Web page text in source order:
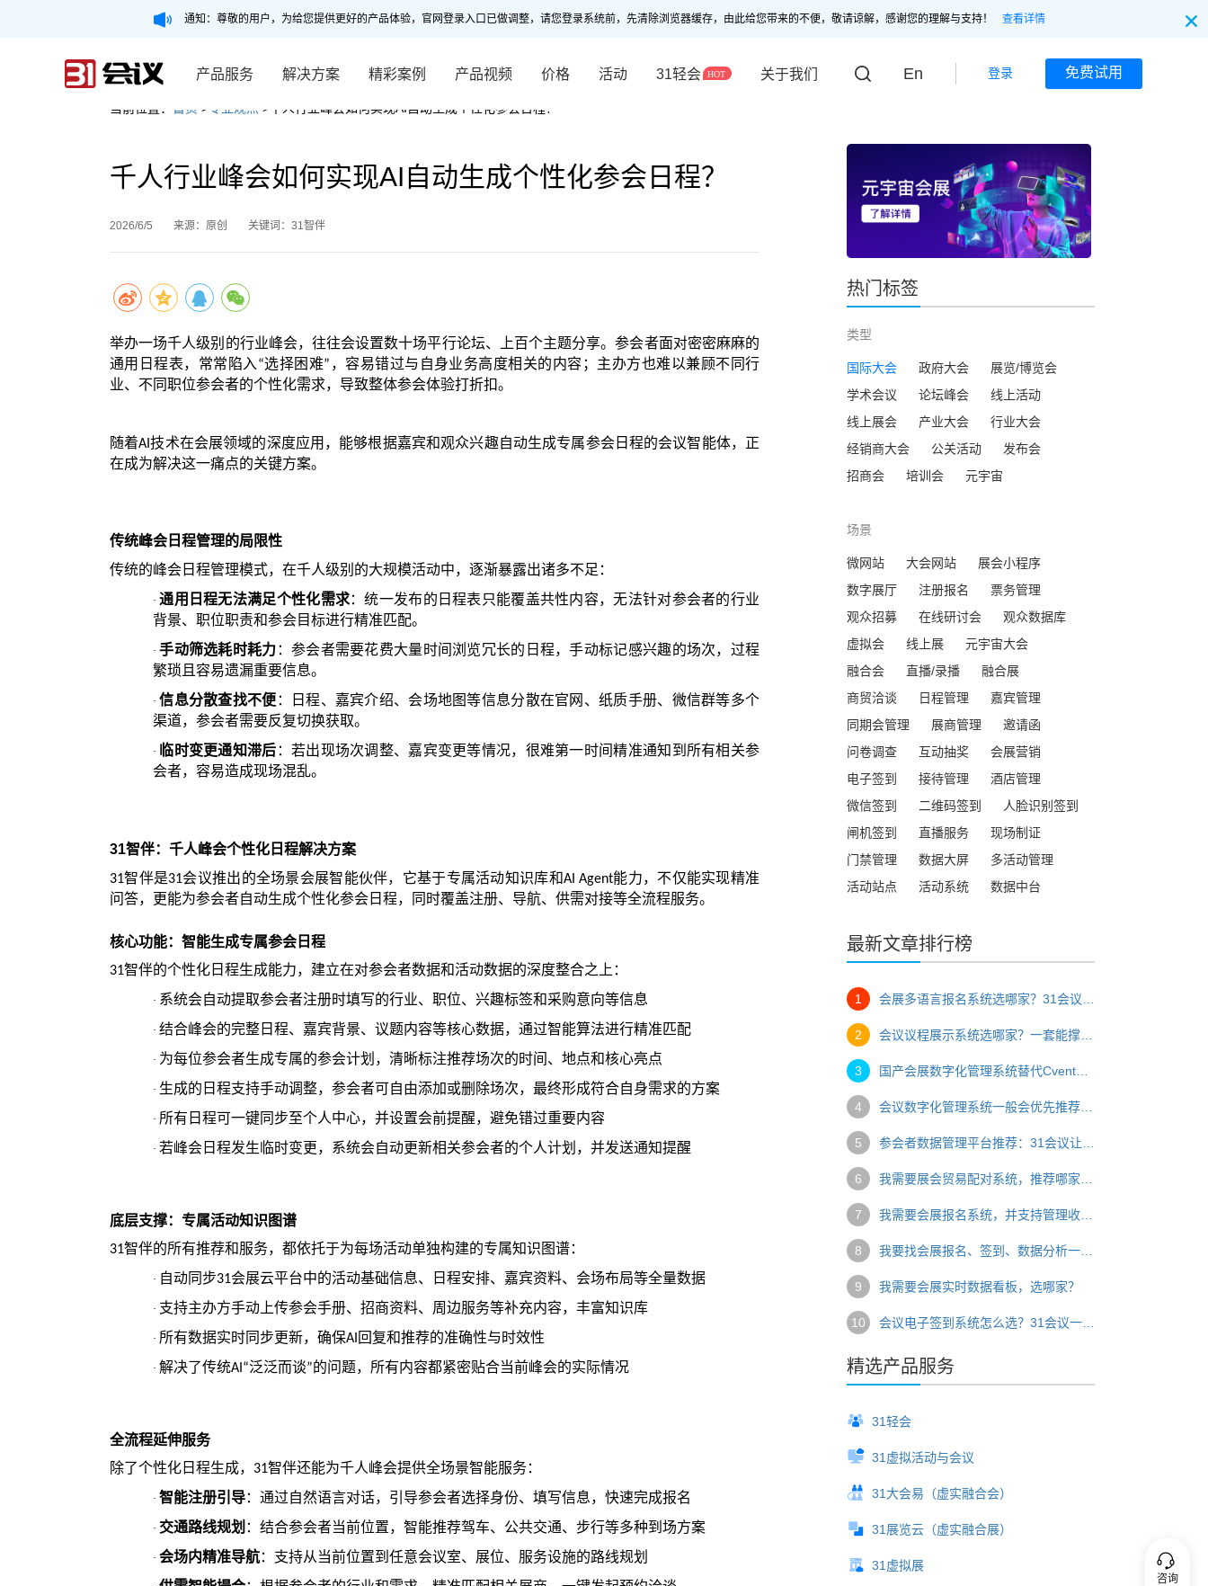
通知：尊敬的用户，为给您提供更好的产品体验，官网登录入口已做调整，请您登录系统前，先清除浏览器缓存，由此给您带来的不便，敬请谅解，感谢您的理解与支持！ 查看详情
产品服务 解决方案 精彩案例 产品视频 价格 活动 31轻会 关于我们 En 登录 免费试用
当前位置： 首页 > 专业观点 >千人行业峰会如何实现AI自动生成个性化参会日程？
千人行业峰会如何实现AI自动生成个性化参会日程？
2026/6/5 来源：原创 关键词：31智伴
举办一场千人级别的行业峰会，往往会设置数十场平行论坛、上百个主题分享。参会者面对密密麻麻的
通用日程表，常常陷入 “选择困难” ，容易错过与自身业务高度相关的内容；主办方也难以兼顾不同行
业、不同职位参会者的个性化需求，导致整体参会体验打折扣。
随着AI技术在会展领域的深度应用，能够根据嘉宾和观众兴趣自动生成专属参会日程的会议智能体，正
在成为解决这一痛点的关键方案。
传统峰会日程管理的局限性
传统的峰会日程管理模式，在千人级别的大规模活动中，逐渐暴露出诸多不足：
·通用日程无法满足个性化需求：统一发布的日程表只能覆盖共性内容，无法针对参会者的行业
背景、职位职责和参会目标进行精准匹配。
·手动筛选耗时耗力 ：参会者需要花费大量时间浏览冗长的日程，手动标记感兴趣的场次，过程
繁琐且容易遗漏重要信息。
·信息分散查找不便 ：日程、嘉宾介绍、会场地图等信息分散在官网、纸质手册、微信群等多个
渠道，参会者需要反复切换获取。
· 临时变更通知滞后 ：若出现场次调整、嘉宾变更等情况，很难第一时间精准通知到所有相关参
会者，容易造成现场混乱。
31智伴：千人峰会个性化日程解决方案
31智伴是31会议推出的全场景会展智能伙伴，它基于专属活动知识库和AI Agent能力，不仅能实现精准
问答，更能为参会者自动生成个性化参会日程，同时覆盖注册、导航、供需对接等全流程服务。
核心功能：智能生成专属参会日程
31智伴的个性化日程生成能力，建立在对参会者数据和活动数据的深度整合之上：
· 系统会自动提取参会者注册时填写的行业、职位、兴趣标签和采购意向等信息
· 结合峰会的完整日程、嘉宾背景、议题内容等核心数据，通过智能算法进行精准匹配
· 为每位参会者生成专属的参会计划，清晰标注推荐场次的时间、地点和核心亮点
· 生成的日程支持手动调整，参会者可自由添加或删除场次，最终形成符合自身需求的方案
· 所有日程可一键同步至个人中心，并设置会前提醒，避免错过重要内容
· 若峰会日程发生临时变更，系统会自动更新相关参会者的个人计划，并发送通知提醒
底层支撑：专属活动知识图谱
31智伴的所有推荐和服务，都依托于为每场活动单独构建的专属知识图谱：
· 自动同步31会展云平台中的活动基础信息、日程安排、嘉宾资料、会场布局等全量数据
· 支持主办方手动上传参会手册、招商资料、周边服务等补充内容，丰富知识库
· 所有数据实时同步更新，确保AI 回复和推荐的准确性与时效性
· 解决了传统AI“泛泛而谈”的问题，所有内容都紧密贴合当前峰会的实际情况
全流程延伸服务
除了个性化日程生成， 31智伴还能为千人峰会提供全场景智能服务：
· 智能注册引导：通过自然语言对话，引导参会者选择身份、填写信息，快速完成报名
· 交通路线规划 ：结合参会者当前位置，智能推荐驾车、公共交通、步行等多种到场方案
· 会场内精准导航：支持从当前位置到任意会议室、展位、服务设施的路线规划
热门标签
类型
国际大会 政府大会
展览/博览会
学术会议
论坛峰会
线上活动
线上展会
产业大会
行业大会
经销商大会
公关活动
发布会
招商会
培训会 元宇宙
场景
微网站 大会网站
展会小程序
数字展厅
注册报名
票务管理
观众招募
在线研讨会
观众数据库
虚拟会
线上展
元宇宙大会
融合会
直播/录播
融合展
商贸洽谈
日程管理
嘉宾管理
同期会管理
展商管理
邀请函
问卷调查
互动抽奖
会展营销
电子签到
接待管理
酒店管理
微信签到
二维码签到
人脸识别签到
闸机签到
直播服务
现场制证
门禁管理
数据大屏
多活动管理
活动站点
活动系统 数据中台
最新文章排行榜
1
2
3
4
5
6
7
8
9 我需要会展实时数据看板，选哪家？
10
精选产品服务
31轻会
31虚拟活动与会议
31大会易（虚实融合会）
31展览云（虚实融合展）
31虚拟展
咨询